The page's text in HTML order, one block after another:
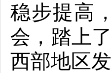
稳步提高
会，踏上
西部地区